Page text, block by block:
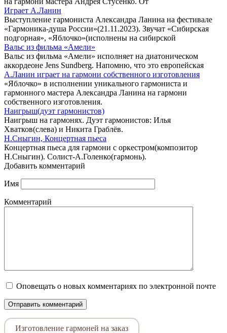
Играет А.Ланин
Выступление гармониста Александра Ланина на фестивале
«Гармоника-душа России»(21.11.2023). Звучат «Сибирская
подгорная», «Яблочко»(исполнены на сибирской
Вальс из фильма «Амели»
Вальс из фильма «Амели» исполняет на диатоническом
аккордеоне Jens Sundberg. Напомню, что это европейская
А.Ланин играет на гармони собственного изготовления
«Яблочко» в исполнении уникального гармониста и
гармонного мастера Александра Ланина на гармони
собственного изготовления.
Наигрыш(дуэт гармонистов)
Наигрыш на гармонях. Дуэт гармонистов: Илья
Хватков(слева) и Никита Граблёв.
Н.Сныгин, Концертная пьеса
Концертная пьеса для гармони с оркестром(композитор
Н.Сныгин). Солист-А.Голенко(гармонь).
Добавить комментарий
Имя
Комментарий
Оповещать о новых комментариях по электронной почте
Изготовление гармоней на заказ